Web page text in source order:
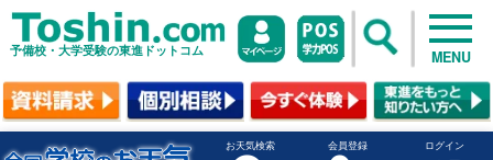
予備校・大学受験の東進ドットコム MENU
お天気検索 会員登録 ログイン